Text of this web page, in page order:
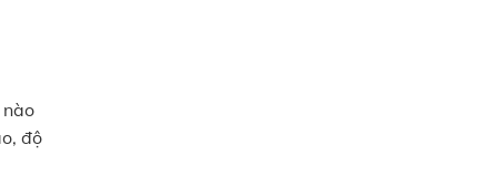
độ